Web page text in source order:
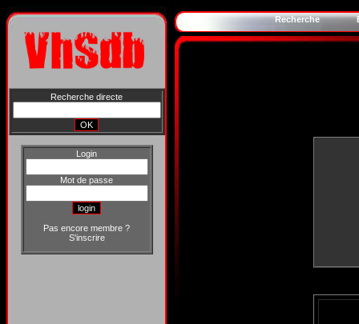
Recherche directe
Login
Mot de passe
Pas encore membre ?
S'inscrire
Recherche